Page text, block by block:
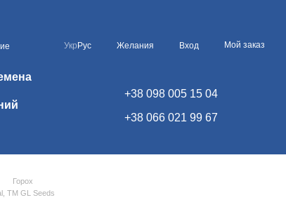
Укр Рус Желания Вход Мой заказ
+38 098 005 15 04
+38 066 021 99 67
Горох
TM GL Seeds